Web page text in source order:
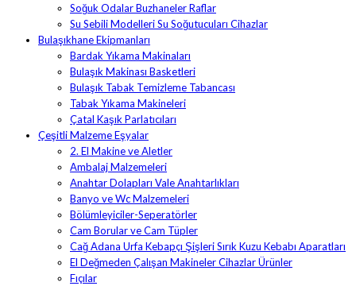
Soğuk Odalar Buzhaneler Raflar
Su Sebili Modelleri Su Soğutucuları Cihazlar
Bulaşıkhane Ekipmanları
Bardak Yıkama Makinaları
Bulaşık Makinası Basketleri
Bulaşık Tabak Temizleme Tabancası
Tabak Yıkama Makineleri
Çatal Kaşık Parlatıcıları
Çeşitli Malzeme Eşyalar
2. El Makine ve Aletler
Ambalaj Malzemeleri
Anahtar Dolapları Vale Anahtarlıkları
Banyo ve Wc Malzemeleri
Bölümleyiciler-Seperatörler
Cam Borular ve Cam Tüpler
Cağ Adana Urfa Kebapçı Şişleri Sırık Kuzu Kebabı Aparatları
El Değmeden Çalışan Makineler Cihazlar Ürünler
Fıçılar